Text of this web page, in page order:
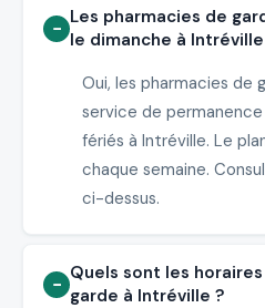
Les pharmacies de
le dimanche à
Oui, les pharmacies de
service de
fériés à Intréville. Le
chaque semaine.
ci-dessus.
Quels sont les
garde à Intréville ?